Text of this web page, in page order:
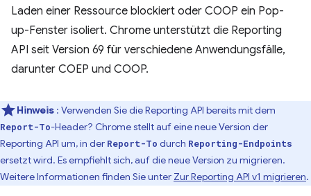
Laden einer Ressource blockiert oder COOP ein Pop-
up-Fenster isoliert. Chrome unterstützt die Reporting
API seit Version 69 für verschiedene Anwendungsfälle,
darunter COEP und COOP.
Hinweis : Verwenden Sie die Reporting API bereits mit dem
Report-To-Header? Chrome stellt auf eine neue Version der
Reporting API um, in der Report-To durch Reporting-Endpoints
ersetzt wird. Es empfiehlt sich, auf die neue Version zu migrieren.
Weitere Informationen finden Sie unter Zur Reporting API v1 migrieren.